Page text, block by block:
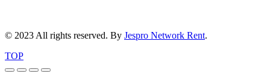
© 2023 All rights reserved. By Jespro Network Rent.
TOP